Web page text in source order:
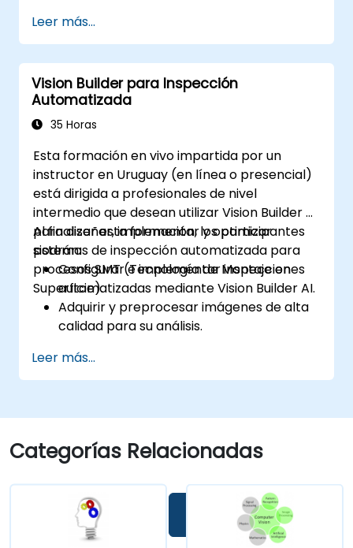
Ponte en Contacto
Leer más...
Vision Builder para Inspección
Automatizada
35 Horas
Esta formación en vivo impartida por un
instructor en Uruguay (en línea o presencial)
está dirigida a profesionales de nivel
intermedio que desean utilizar Vision Builder AI
para diseñar, implementar y optimizar
sistemas de inspección automatizada para
procesos SMT (Tecnología de Montaje en
Superficie).
Al finalizar esta formación, los participantes
podrán:
Configurar e implementar inspecciones
automatizadas mediante Vision Builder AI.
Adquirir y preprocesar imágenes de alta
calidad para su análisis.
lógica para la detección de defectos y
validación del proceso.
optimizar el rendimiento del sistema.
Leer más...
Categorías Relacionadas